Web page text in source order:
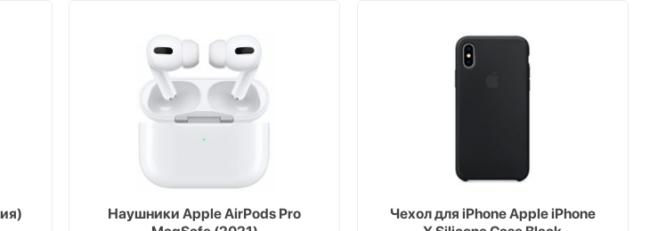
Наушники Apple AirPods Pro
Чехол для iPhone Apple iPhone